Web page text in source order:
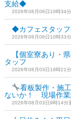
支給◆
2026年08月06日10時34
◆カフェスタッ
2026年08月06日10時33
【個室寮あり・
タッフ
2026年08月03日18時21
看板製作・施
ないか！ 現場作業
2026年08月03日9時14分